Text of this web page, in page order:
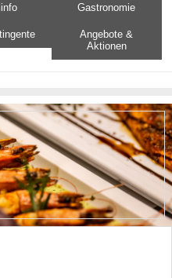
Gastronomie
Angebote &
Aktionen